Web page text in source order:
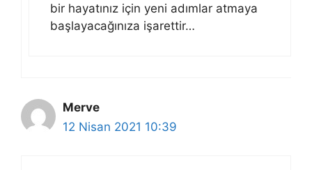
bir hayatınız için yeni adımlar atmaya
başlayacağınıza işarettir…
Merve
12 Nisan 2021 10:39